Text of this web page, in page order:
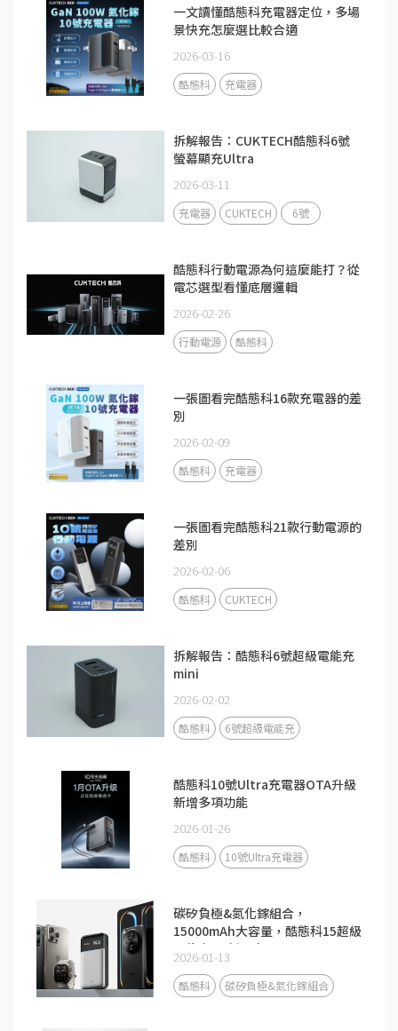
一文讀懂酷態科充電器定位，多場
景快充怎麼選比較合適
2026-03-16
酷態科 充電器
拆解報告：CUKTECH酷態科6號
螢幕顯充Ultra
2026-03-11
充電器 CUKTECH 6號
酷態科行動電源為何這麼能打？從
電芯選型看懂底層邏輯
2026-02-26
行動電源 酷態科
一張圖看完酷態科16款充電器的差
別
2026-02-09
酷態科 充電器
一張圖看完酷態科21款行動電源的
差別
2026-02-06
酷態科 CUKTECH
拆解報告：酷態科6號超級電能充
mini
2026-02-02
酷態科 6號超級電能充
酷態科10號Ultra充電器OTA升級
新增多項功能
2026-01-26
酷態科 10號Ultra充電器
碳矽負極&氮化鎵組合，
15000mAh大容量，酷態科15超級
電能卡Air新品來了！
2026-01-13
酷態科 碳矽負極&氮化鎵組合